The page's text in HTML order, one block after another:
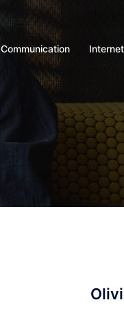
Communication Internet